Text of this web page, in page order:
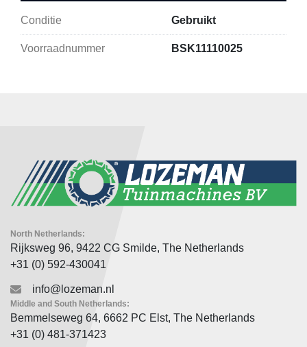
Conditie Gebruikt
Voorraadnummer BSK11110025
North Netherlands:
Rijksweg 96, 9422 CG Smilde, The Netherlands
+31 (0) 592-430041
Middle and South Netherlands:
Bemmelseweg 64, 6662 PC Elst, The Netherlands
+31 (0) 481-371423
info@lozeman.nl